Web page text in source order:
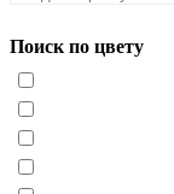
Поиск по цвету